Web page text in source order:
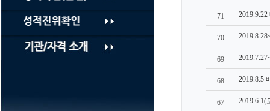
71
70
69
68 2019.8.5
67 2019.6.1(